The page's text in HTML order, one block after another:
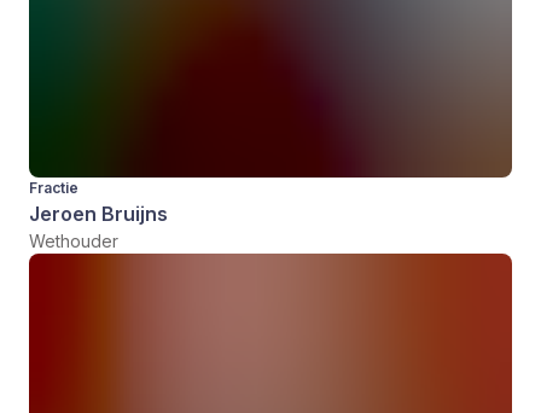
Fractie
Jeroen Bruijns
Wethouder